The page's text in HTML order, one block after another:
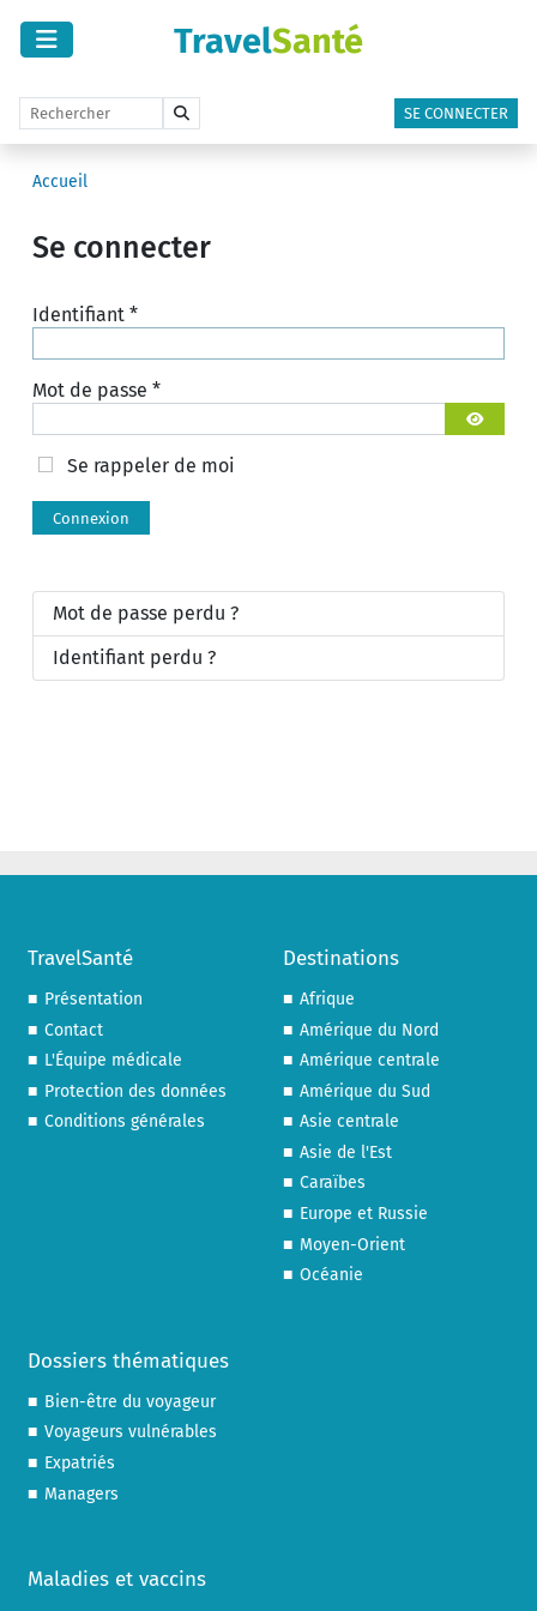
TravelSanté
SE CONNECTER
Accueil
Se connecter
Identifiant *
Mot de passe *
Afficher
Se rappeler de moi
Connexion
Mot de passe perdu ?
Identifiant perdu ?
TravelSanté
Présentation
Contact
L'Équipe médicale
Protection des données
Conditions générales
Destinations
Afrique
Amérique du Nord
Amérique centrale
Amérique du Sud
Asie centrale
Asie de l'Est
Caraïbes
Europe et Russie
Moyen-Orient
Océanie
Dossiers thématiques
Bien-être du voyageur
Voyageurs vulnérables
Expatriés
Managers
Maladies et vaccins